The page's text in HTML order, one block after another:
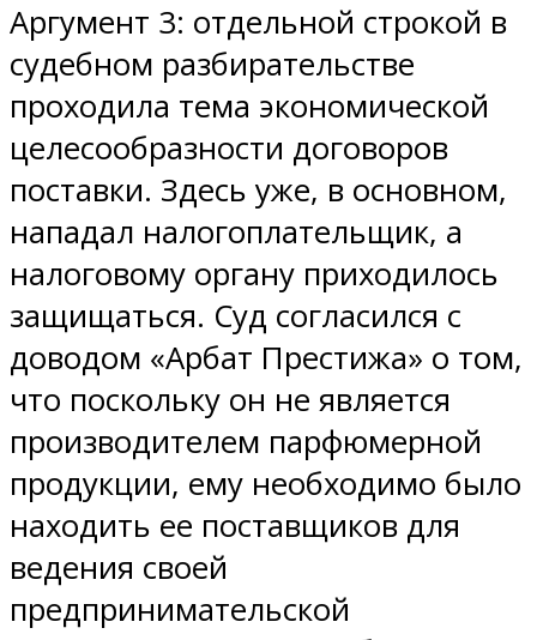
Аргумент 3: отдельной строкой в
судебном разбирательстве
проходила тема экономической
целесообразности договоров
поставки. Здесь уже, в основном,
нападал налогоплательщик, а
налоговому органу приходилось
защищаться. Суд согласился с
доводом «Арбат Престижа» о том,
что поскольку он не является
производителем парфюмерной
продукции, ему необходимо было
находить ее поставщиков для
ведения своей
предпринимательской